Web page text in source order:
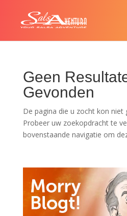
Geen
Gevonden
De pagina die u zocht kon niet
Probeer uw zoekopdracht te
bovenstaande navigatie om